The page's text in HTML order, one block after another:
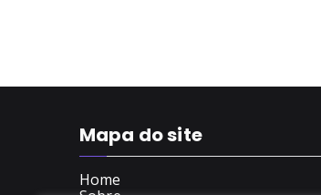
Mapa do site
Home